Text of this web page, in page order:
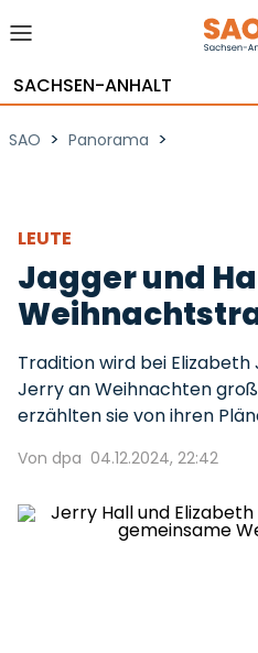
SACHSEN-ANHALT
SAO > Panorama >
LEUTE
Jagger und
Tradition wird bei
Jerry an Weihnachten
erzählten sie von ihren
Von dpa 04.12.2024, 22:42